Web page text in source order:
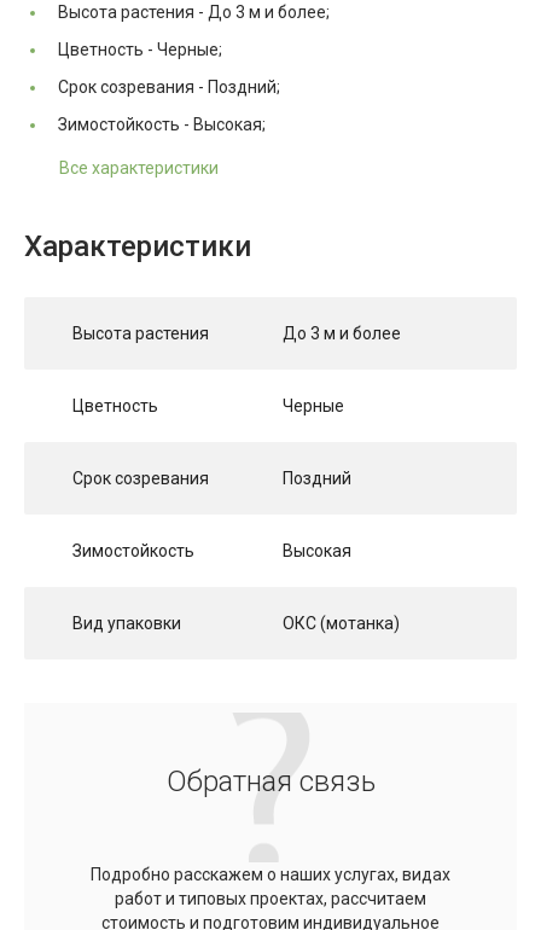
Высота растения - До 3 м и более;
Цветность - Черные;
Срок созревания - Поздний;
Зимостойкость - Высокая;
Все характеристики
Характеристики
Высота растения До 3 м и более
Цветность Черные
Срок созревания Поздний
Зимостойкость Высокая
Вид упаковки ОКС (мотанка)
Обратная связь
Подробно расскажем о наших услугах, видах
работ и типовых проектах, рассчитаем
стоимость и подготовим индивидуальное